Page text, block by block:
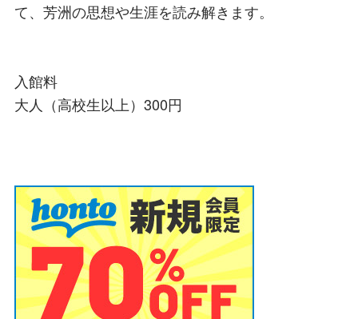
て、芳洲の思想や生涯を読み解きます。
入館料
大人（高校生以上）300円